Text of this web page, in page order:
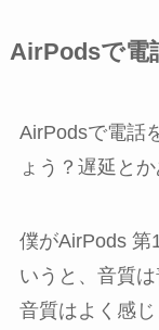
AirPodsで電
AirPodsで電話
ょう？遅延と
僕がAirPods 第
いうと、音質
音質はよく感じ